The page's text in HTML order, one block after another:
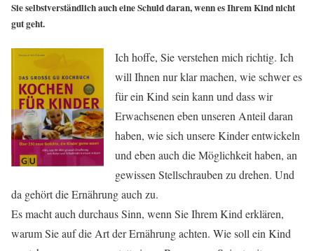
Sie selbstverständlich auch eine Schuld daran, wenn es Ihrem Kind nicht
gut geht.
Ich hoffe, Sie verstehen mich richtig. Ich
will Ihnen nur klar machen, wie schwer es
für ein Kind sein kann und dass wir
Erwachsenen eben unseren Anteil daran
haben, wie sich unsere Kinder entwickeln
und eben auch die Möglichkeit haben, an
gewissen Stellschrauben zu drehen. Und
da gehört die Ernährung auch zu.
Es macht auch durchaus Sinn, wenn Sie Ihrem Kind erklären,
warum Sie auf die Art der Ernährung achten. Wie soll ein Kind